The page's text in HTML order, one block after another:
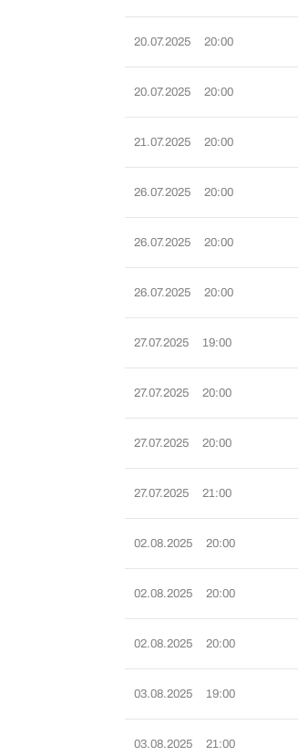
20.07.2025 20:00
20.07.2025 20:00
21.07.2025 20:00
26.07.2025 20:00
26.07.2025 20:00
26.07.2025 20:00
27.07.2025 19:00
27.07.2025 20:00
27.07.2025 20:00
27.07.2025 21:00
02.08.2025 20:00
02.08.2025 20:00
02.08.2025 20:00
03.08.2025 19:00
03.08.2025 21:00